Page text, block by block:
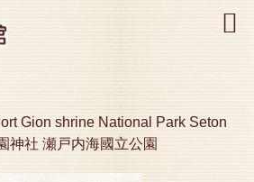
Gion shrine National Park Seton
神社 瀬戸内海國立公園